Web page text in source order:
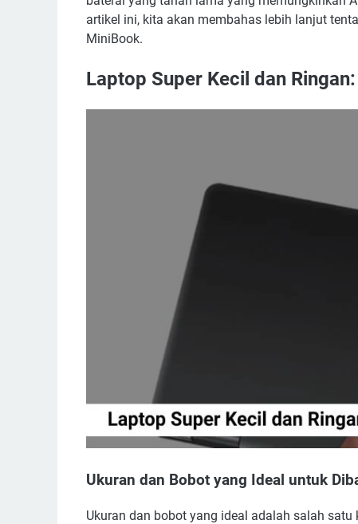
artikel ini, kita akan membahas lebih lanjut
MiniBook.
Laptop Super Kecil dan
Ukuran dan Bobot yang Ideal untuk
Ukuran dan bobot yang ideal adalah salah